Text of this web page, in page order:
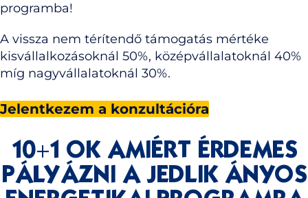
programba!
A vissza nem térítendő támogatás mértéke
kisvállalkozásoknál 50%, középvállalatoknál 40%
míg nagyvállalatoknál 30%.
Jelentkezem a konzultációra
10+1 OK AMIÉRT ÉRDEMES
PÁLYÁZNI A JEDLIK ÁNYOS